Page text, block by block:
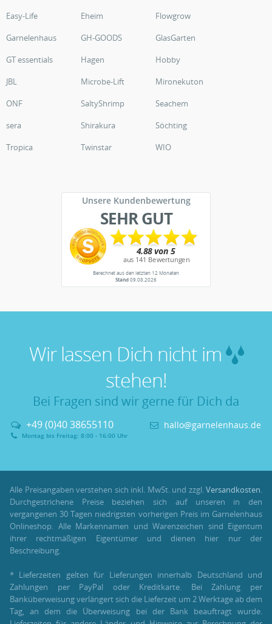
Easy-Life
Eheim
Flowgrow
Garnelenhaus
GH-GOODS
GlasGarten
GT essentials
Hagen
Hobby
JBL
Microbe-Lift
Mironekuton
ONF
SaltyShrimp
Seachem
sera
Shirakura
Söchting
Tropica
Twinstar WIO
Unsere Kundenbewertung
SEHR GUT
Berechnet aus den letzten 12 Monaten
Stand09.08.2026
Wir lassen Dich nicht im
stehen!
Bei Fragen sind wir gerne für Dich da
+49 (0)40 38655110
Montag bis Freitag: 8:00 - 16:00 Uhr
hallo@garnelenhaus.de
Alle Preisangaben verstehen sich inkl. MwSt. und zzgl.Versandkosten.
Durchgestrichene Preise beziehen sich auf unseren in den
vergangenen 30 Tagen niedrigsten vorherigen Preis im Garnelenhaus
Onlineshop. Alle Markennamen und Warenzeichen sind Eigentum
ihrer rechtmäßigen Eigentümer und dienen hier nur der
Beschreibung.
* Lieferzeiten gelten für Lieferungen innerhalb Deutschland und
Zahlungen per PayPal oder Kreditkarte. Bei Zahlung per
Banküberweisung verlängert sich die Lieferzeit um 2 Werktage ab dem
Tag, an dem die Überweisung bei der Bank beauftragt wurde.